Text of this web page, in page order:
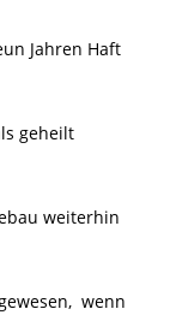
Jahren Haft
geheilt
weiterhin
wenn